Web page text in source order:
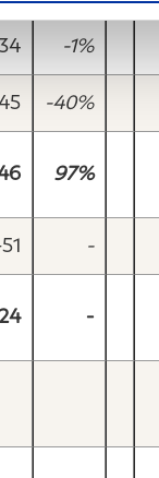
-1%
-40%
97%
-
-